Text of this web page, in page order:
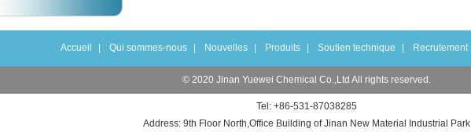
Accueil Qui sommes-nous Nouvelles Produits Soutien technique Recrutement
© 2020 Jinan Yuewei Chemical Co.,Ltd All rights reserved.
Tel: +86-531-87038285
Address: 9th Floor North,Office Building of Jinan New Material Industrial Park